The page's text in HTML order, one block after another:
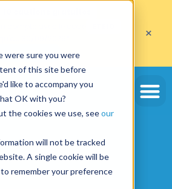
were sure you were
of this site before
like to accompany you
OK with you?
the cookies we use, seeour
will not be tracked
A single cookie will be
remember your preference
compte avec le code
30/09/2026*
J'en profite
×